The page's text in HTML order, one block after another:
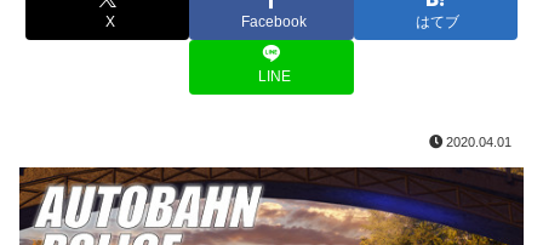
X Facebook はてブ
LINE
2020.04.01